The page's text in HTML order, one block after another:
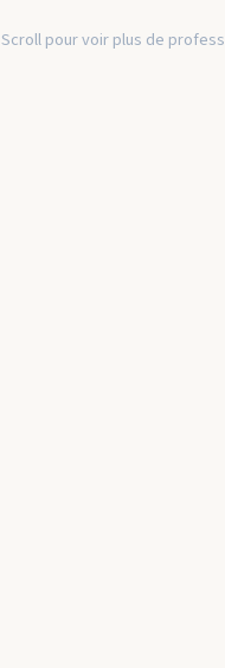
Scroll pour voir plus de